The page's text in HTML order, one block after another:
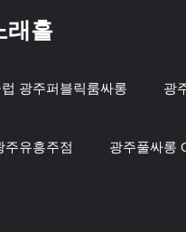
래홀
광주퍼블릭룸싸롱 광
유흥주점 광주풀싸롱